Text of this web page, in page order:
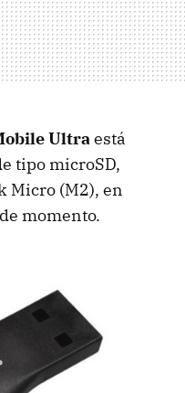
Ultraestá
tipo microSD,
Micro (M2), en
momento.